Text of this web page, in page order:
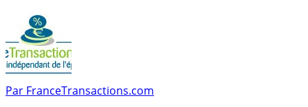
Par FranceTransactions.com